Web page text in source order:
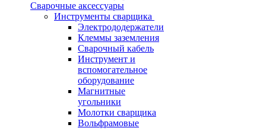
Сварочные аксессуары
Инструменты сварщика
Электрододержатели
Клеммы заземления
Сварочный кабель
Инструмент и
вспомогательное
оборудование
Магнитные
угольники
Молотки сварщика
Вольфрамовые